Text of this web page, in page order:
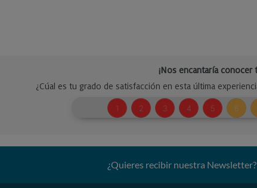
¿Quieres recibir nuestra Newsletter?